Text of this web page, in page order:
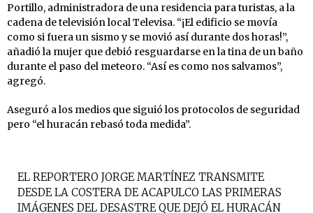
Portillo, administradora de una residencia para turistas, a la
cadena de televisión local Televisa. “¡El edificio se movía
como si fuera un sismo y se movió así durante dos horas!”,
añadió la mujer que debió resguardarse en la tina de un baño
durante el paso del meteoro. “Así es como nos salvamos”,
agregó.
Aseguró a los medios que siguió los protocolos de seguridad
pero “el huracán rebasó toda medida”.
EL REPORTERO JORGE MARTÍNEZ TRANSMITE
DESDE LA COSTERA DE ACAPULCO LAS PRIMERAS
IMÁGENES DEL DESASTRE QUE DEJÓ EL HURACÁN